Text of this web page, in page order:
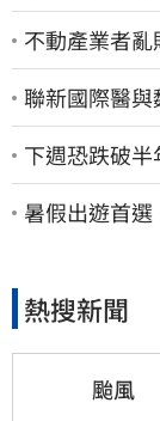
不動產業者
聯新國際醫
下週恐跌破
波」：空頭
暑假出遊首
熱搜新聞
颱風